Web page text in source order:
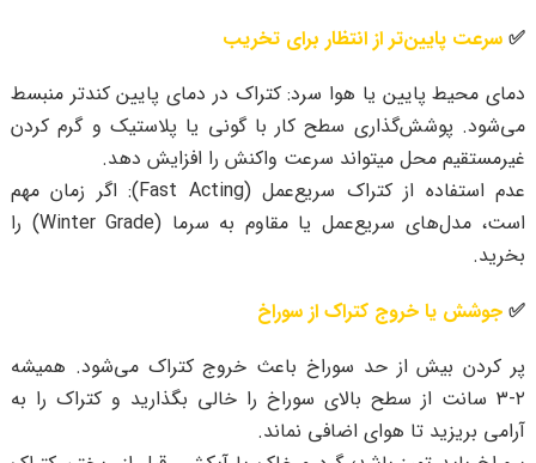
✅ سرعت پایین‌تر از انتظار برای تخریب
دمای محیط پایین یا هوا سرد: کتراک در دمای پایین کندتر منبسط
می‌شود. پوشش‌گذاری سطح کار با گونی یا پلاستیک و گرم کردن
غیرمستقیم محل میتواند سرعت واکنش را افزایش دهد.
عدم استفاده از کتراک سریع‌عمل (Fast Acting): اگر زمان مهم
است، مدل‌های سریع‌عمل یا مقاوم به سرما (Winter Grade) را
بخرید.
✅ جوشش یا خروج کتراک از سوراخ
پر کردن بیش از حد سوراخ باعث خروج کتراک می‌شود. همیشه
۲-۳ سانت از سطح بالای سوراخ را خالی بگذارید و کتراک را به
آرامی بریزید تا هوای اضافی نماند.